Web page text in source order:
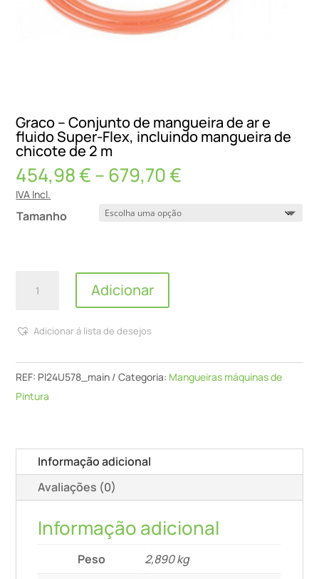
Graco – Conjunto de mangueira de ar e
fluido Super-Flex, incluindo mangueira de
chicote de 2 m
454,98€–679,70€
454,98 €
IVA Incl.
Tamanho
Quantidade
-
de
mangueira
e
fluido
Super-
incluindo
mangueira
Adicionar
Adicionar á lista de desejos
REF: PI24U578_main Categoria: Mangueiras máquinas de
Pintura
Informação adicional
Avaliações (0)
Informação adicional
Peso
2,890 kg